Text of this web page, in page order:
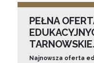
PEŁNA
Najnowsza oferta